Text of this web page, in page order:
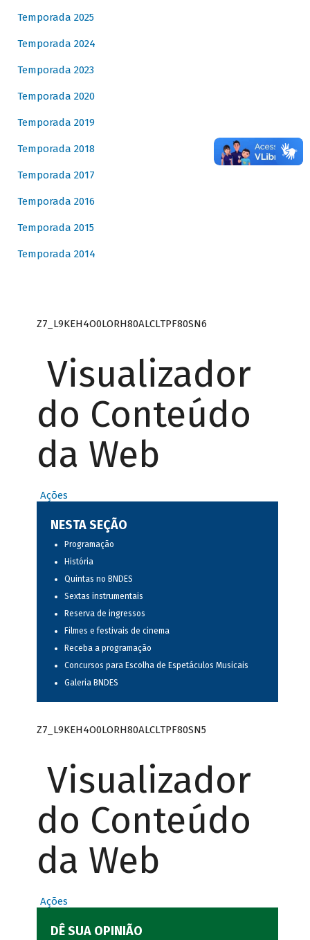
Temporada 2025
Temporada 2024
Temporada 2023
Temporada 2020
Temporada 2019
Temporada 2018
Temporada 2017
Temporada 2016
Temporada 2015
Temporada 2014
Z7_L9KEH4O0LORH80ALCLTPF80SN6
Visualizador
do Conteúdo
da Web
Ações
NESTA SEÇÃO
Programação
História
Quintas no BNDES
Sextas instrumentais
Reserva de ingressos
Filmes e festivais de cinema
Receba a programação
Concursos para Escolha de Espetáculos Musicais
Galeria BNDES
Z7_L9KEH4O0LORH80ALCLTPF80SN5
Visualizador
do Conteúdo
da Web
Ações
DÊ SUA OPINIÃO